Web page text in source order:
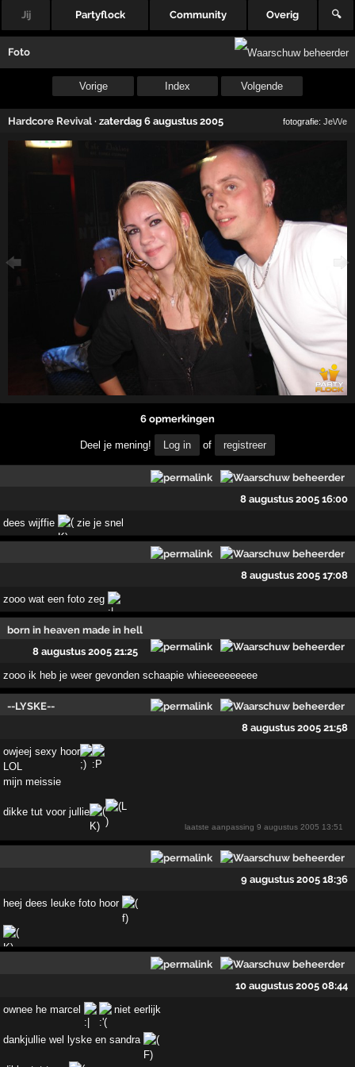
Jij Partyflock Community Overig 🔍
Foto
Vorige Index Volgende
Hardcore Revival ·zaterdag 6 augustus 2005 fotografie: Je\/\/e
6 opmerkingen
Deel je mening! Log in of registreer
8 augustus 2005 16:00
dees wijffie zie je snel
8 augustus 2005 17:08
zooo wat een foto zeg
born in heaven made in hell
8 augustus 2005 21:25
zooo ik heb je weer gevonden schaapie whieeeeeeeeee
--LYSKE--
8 augustus 2005 21:58
owjeej sexy hoor
LOL
mijn meissie
dikke tut voor jullie
laatste aanpassing9 augustus 2005 13:51
9 augustus 2005 18:36
heej dees leuke foto hoor
10 augustus 2005 08:44
ownee he marcel niet eerlijk
dankjullie wel lyske en sandra